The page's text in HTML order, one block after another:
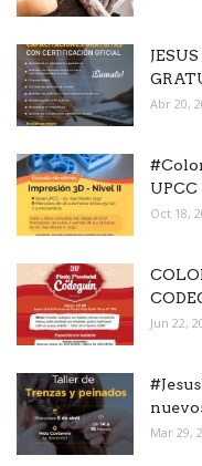
Abr 20,
UPCC
Oct 18,
Jun 22,
Mar 29,